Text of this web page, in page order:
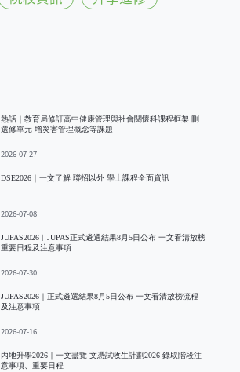
熱話｜教育局修訂高中健康管理與社會關懷科課程框架 刪
選修單元 增災害管理概念等課題
2026-07-27
DSE2026｜一文了解 聯招以外 學士課程全面資訊
2026-07-08
JUPAS2026︱JUPAS正式遴選結果8月5日公布 一文看清放榜
重要日程及注意事項
2026-07-30
JUPAS2026｜正式遴選結果8月5日公布 一文看清放榜流程
及注意事項
2026-07-16
內地升學2026｜一文盡覽 文憑試收生計劃2026 錄取階段注
意事項、重要日程